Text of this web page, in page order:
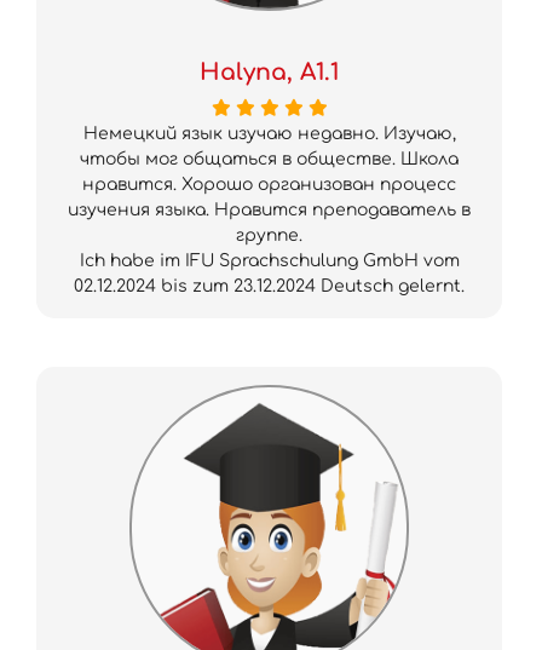
Halyna, A1.1
Немецкий язык изучаю недавно. Изучаю,
чтобы мог общаться в обществе. Школа
нравится. Хорошо организован процесс
изучения языка. Нравится преподаватель в
группе.
Ich habe im IFU Sprachschulung GmbH vom
02.12.2024 bis zum 23.12.2024 Deutsch gelernt.